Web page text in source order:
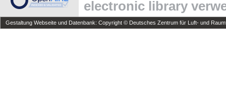
electronic library
Gestaltung Webseite und Datenbank: Copyright © Deutsches Zentrum für Luft- und